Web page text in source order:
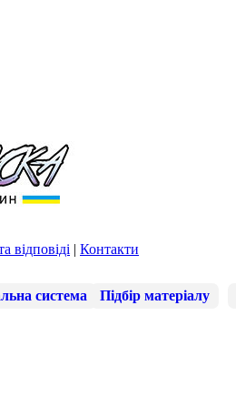
відповіді | Контакти
система Підбір матеріалу